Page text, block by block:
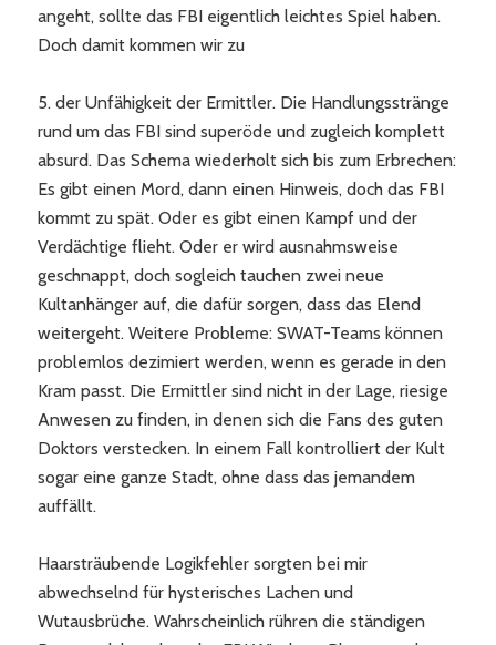
angeht, sollte das FBI eigentlich leichtes Spiel haben.
Doch damit kommen wir zu
5. der Unfähigkeit der Ermittler. Die Handlungsstränge
rund um das FBI sind superöde und zugleich komplett
absurd. Das Schema wiederholt sich bis zum Erbrechen:
Es gibt einen Mord, dann einen Hinweis, doch das FBI
kommt zu spät. Oder es gibt einen Kampf und der
Verdächtige flieht. Oder er wird ausnahmsweise
geschnappt, doch sogleich tauchen zwei neue
Kultanhänger auf, die dafür sorgen, dass das Elend
weitergeht. Weitere Probleme: SWAT-Teams können
problemlos dezimiert werden, wenn es gerade in den
Kram passt. Die Ermittler sind nicht in der Lage, riesige
Anwesen zu finden, in denen sich die Fans des guten
Doktors verstecken. In einem Fall kontrolliert der Kult
sogar eine ganze Stadt, ohne dass das jemandem
auffällt.
Haarsträubende Logikfehler sorgten bei mir
abwechselnd für hysterisches Lachen und
Wutausbrüche. Wahrscheinlich rühren die ständigen